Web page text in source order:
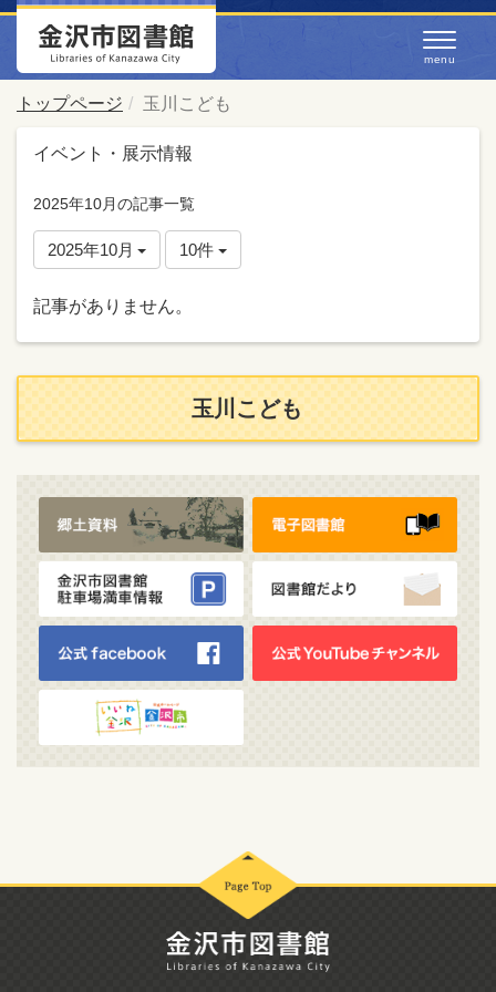
トップページ 玉川こども
イベント・展示情報
2025年10月の記事一覧
2025年10月 10件
記事がありません。
玉川こども